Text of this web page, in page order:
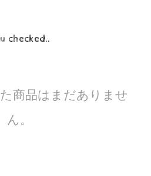
checked..
商品はまだありませ
ん。